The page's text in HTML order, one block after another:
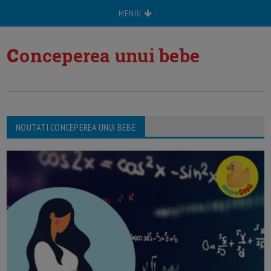
MENIU
conceperea unui bebe
NOUTATI CONCEPEREA UNUI BEBE